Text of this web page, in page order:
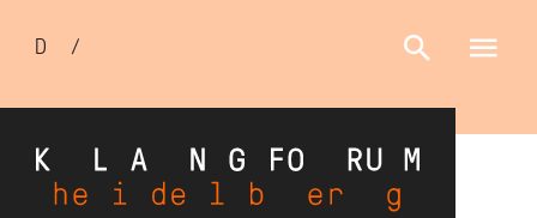
Sprachumschalter
D /